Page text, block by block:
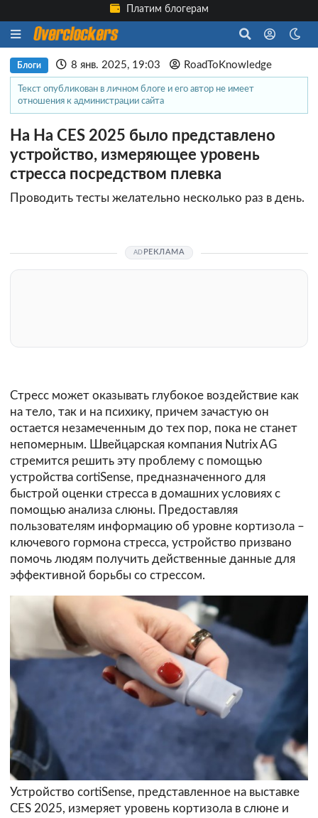
Платим блогерам
Блоги 8 янв. 2025, 19:03 RoadToKnowledge
Текст опубликован в личном блоге и его автор не имеет
отношения к администрации сайта
На На CES 2025 было представлено
устройство, измеряющее уровень
стресса посредством плевка
Проводить тесты желательно несколько раз в день.
РЕКЛАМА
Стресс может оказывать глубокое воздействие как
на тело, так и на психику, причем зачастую он
остается незамеченным до тех пор, пока не станет
непомерным. Швейцарская компания Nutrix AG
стремится решить эту проблему с помощью
устройства cortiSense, предназначенного для
быстрой оценки стресса в домашних условиях с
помощью анализа слюны. Предоставляя
пользователям информацию об уровне кортизола –
ключевого гормона стресса, устройство призвано
помочь людям получить действенные данные для
эффективной борьбы со стрессом.
Устройство cortiSense, представленное на выставке
CES 2025, измеряет уровень кортизола в слюне и